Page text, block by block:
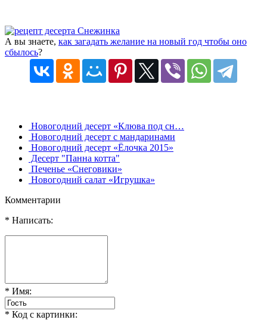
А вы знаете, как загадать желание на новый год чтобы оно
сбылось?
Новогодний десерт «Клюва под сн…
Новогодний десерт с мандаринами
Новогодний десерт «Ёлочка 2015»
Десерт "Панна котта"
Печенье «Снеговики»
Новогодний салат «Игрушка»
Комментарии
* Написать:
* Имя:
* Код с картинки: